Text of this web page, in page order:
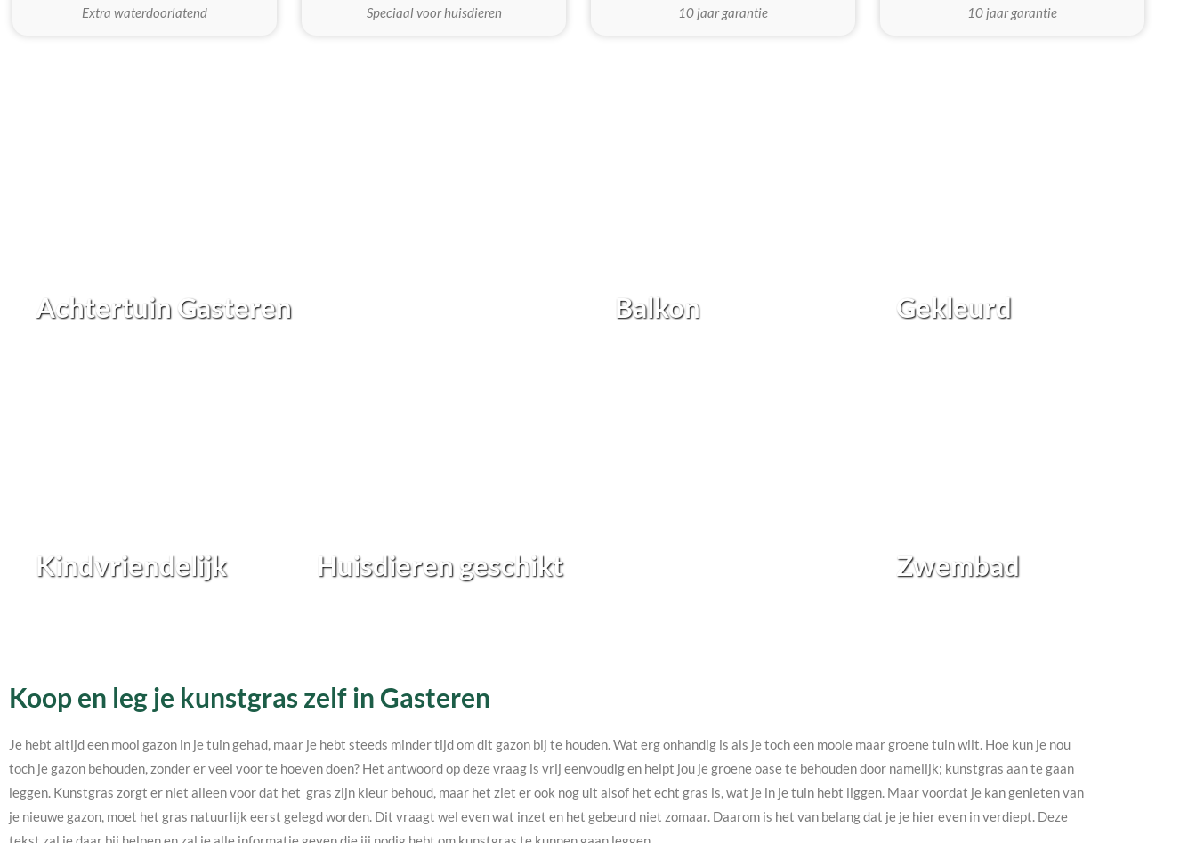
Extra waterdoorlatend
Speciaal voor huisdieren
10 jaar garantie
10 jaar garantie
Achtertuin Gasteren Balkon Gekleurd
Kindvriendelijk Huisdieren geschikt Zwembad
Koop en leg je kunstgras zelf in Gasteren
Je hebt altijd een mooi gazon in je tuin gehad, maar je hebt steeds minder tijd om dit gazon bij te houden. Wat erg onhandig is als je toch een mooie maar groene tuin wilt. Hoe kun je nou
toch je gazon behouden, zonder er veel voor te hoeven doen? Het antwoord op deze vraag is vrij eenvoudig en helpt jou je groene oase te behouden door namelijk; kunstgras aan te gaan
leggen. Kunstgras zorgt er niet alleen voor dat het gras zijn kleur behoud, maar het ziet er ook nog uit alsof het echt gras is, wat je in je tuin hebt liggen. Maar voordat je kan genieten van
je nieuwe gazon, moet het gras natuurlijk eerst gelegd worden. Dit vraagt wel even wat inzet en het gebeurd niet zomaar. Daarom is het van belang dat je je hier even in verdiept. Deze